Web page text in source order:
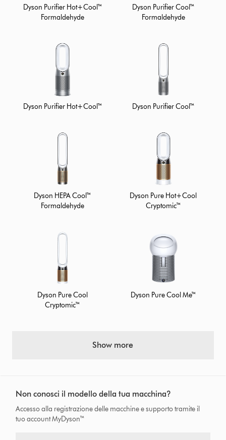
Dyson Purifier Hot+Cool™
Formaldehyde
Dyson Purifier Cool™
Formaldehyde
Dyson Purifier Hot+Cool™ Dyson Purifier Cool™
Dyson HEPA Cool™
Formaldehyde
Dyson Pure Hot+Cool
Cryptomic™
Dyson Pure Cool
Cryptomic™
Dyson Pure Cool Me™
Show more
Non conosci il modello della tua macchina?
Accesso alla registrazione delle macchine e supporto tramite il
tuo account MyDyson™